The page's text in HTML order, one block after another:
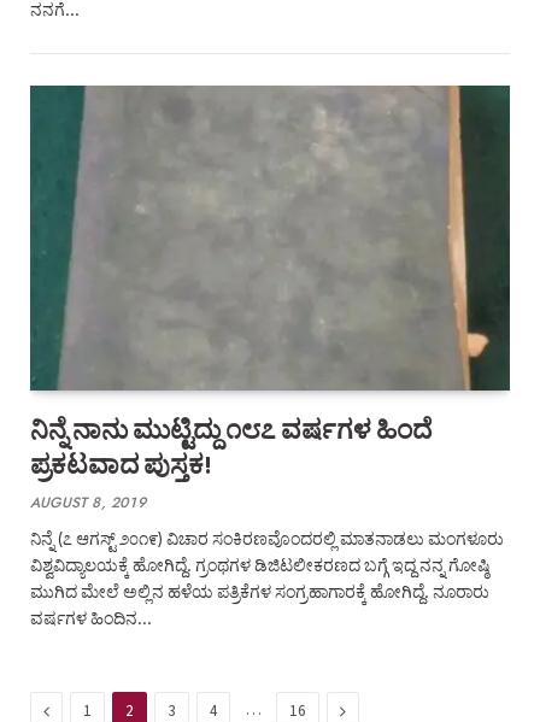
ನನಗೆ…
ನಿನ್ನೆ ನಾನು ಮುಟ್ಟಿದ್ದು ೧೮೭ ವರ್ಷಗಳ ಹಿಂದೆ
ಪ್ರಕಟವಾದ ಪುಸ್ತಕ!
AUGUST 8, 2019
ನಿನ್ನೆ (೭ ಆಗಸ್ಟ್ ೨೦೧೯) ವಿಚಾರ ಸಂಕಿರಣವೊಂದರಲ್ಲಿ ಮಾತನಾಡಲು ಮಂಗಳೂರು
ವಿಶ್ವವಿದ್ಯಾಲಯಕ್ಕೆ ಹೋಗಿದ್ದೆ. ಗ್ರಂಥಗಳ ಡಿಜಿಟಲೀಕರಣದ ಬಗ್ಗೆ ಇದ್ದ ನನ್ನ ಗೋಷ್ಠಿ
ಮುಗಿದ ಮೇಲೆ ಅಲ್ಲಿನ ಹಳೆಯ ಪತ್ರಿಕೆಗಳ ಸಂಗ್ರಹಾಗಾರಕ್ಕೆ ಹೋಗಿದ್ದೆ. ನೂರಾರು
ವರ್ಷಗಳ ಹಿಂದಿನ…
Previous
1 2 3 4 … 16 Next